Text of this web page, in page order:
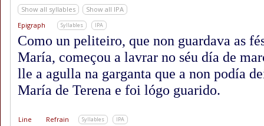
Show all syllables
Show all IPA
Epigraph
Syllables IPA
Como un peliteiro, que non guardava as
María, começou a lavrar no séu día de
lle a agulla na garganta que a non podía
María de Terena e foi lógo guarido.
Line Refrain Syllables IPA